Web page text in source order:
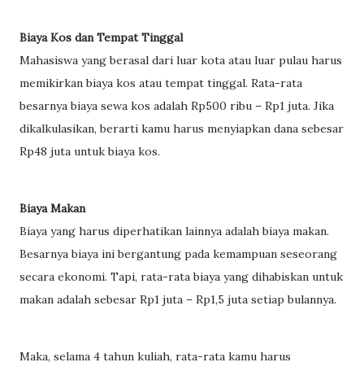
Biaya Kos dan Tempat Tinggal
Mahasiswa yang berasal dari luar kota atau luar pulau harus
memikirkan biaya kos atau tempat tinggal. Rata-rata
besarnya biaya sewa kos adalah Rp500 ribu – Rp1 juta. Jika
dikalkulasikan, berarti kamu harus menyiapkan dana sebesar
Rp48 juta untuk biaya kos.
Biaya Makan
Biaya yang harus diperhatikan lainnya adalah biaya makan.
Besarnya biaya ini bergantung pada kemampuan seseorang
secara ekonomi. Tapi, rata-rata biaya yang dihabiskan untuk
makan adalah sebesar Rp1 juta – Rp1,5 juta setiap bulannya.
Maka, selama 4 tahun kuliah, rata-rata kamu harus